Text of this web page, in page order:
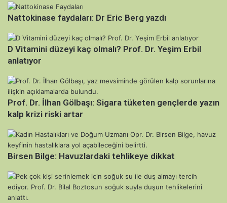
Nattokinase faydaları: Dr Eric Berg yazdı
D Vitamini düzeyi kaç olmalı? Prof. Dr. Yeşim Erbil
anlatıyor
Prof. Dr. İlhan Gölbaşı: Sigara tüketen gençlerde yazın
kalp krizi riski artar
Birsen Bilge: Havuzlardaki tehlikeye dikkat